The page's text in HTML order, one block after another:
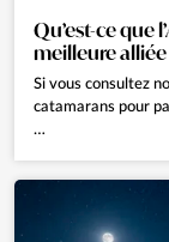
Qu’est-ce que
meilleure
Si vous consultez
catamarans pour
…